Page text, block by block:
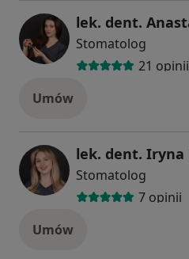
Stomatolog
21 opinii
Umów
Stomatolog
7 opinii
Umów